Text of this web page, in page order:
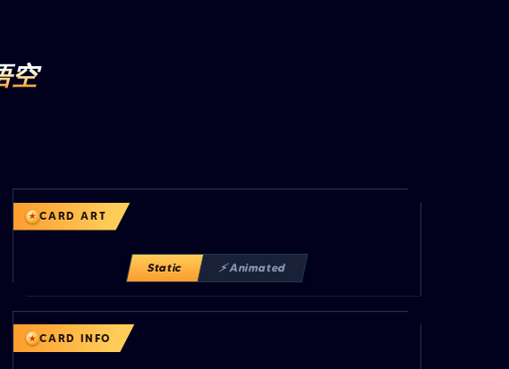
空
CARD ART
Static ⚡ Animated
CARD INFO